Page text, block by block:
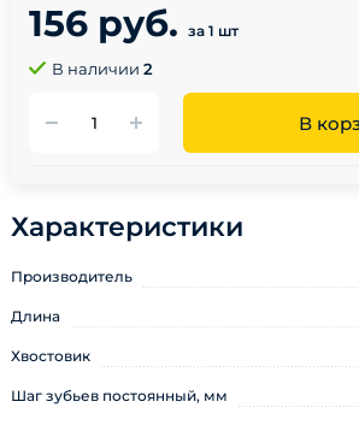
156 руб. за 1 шт
В наличии 2
В
Характеристики
Производитель
Длина
Хвостовик
Шаг зубьев постоянный, мм